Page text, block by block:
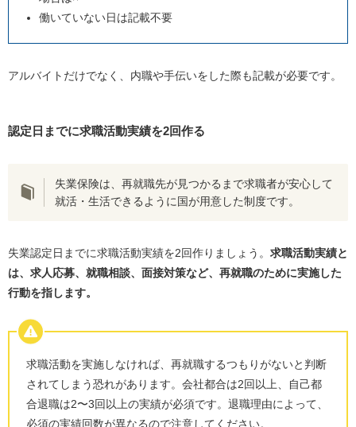
働いていない日は記載不要
アルバイトだけでなく、内職や手伝いをした際も記載が必要です。
認定日までに求職活動実績を2回作る
失業保険は、再就職先が見つかるまで求職者が安心して
就活・生活できるように国が用意した制度です。
失業認定日までに求職活動実績を2回作りましょう。 求職活動実績と
は、求人応募、就職相談、面接対策など、再就職のために実施した
行動を指します。
求職活動を実施しなければ、再就職するつもりがないと判断
されてしまう恐れがあります。会社都合は2回以上、自己都
合退職は2〜3回以上の実績が必須です。退職理由によって、
必須の実績回数が異なるので注意してください。